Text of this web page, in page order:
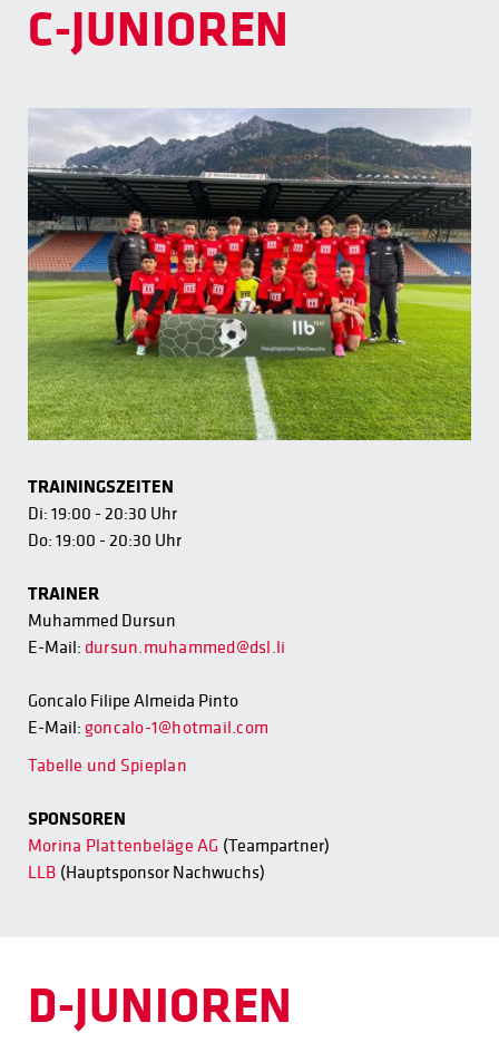
C-JUNIOREN
TRAININGSZEITEN
Di: 19:00 - 20:30 Uhr
Do: 19:00 - 20:30 Uhr
TRAINER
Muhammed Dursun
E-Mail: dursun.muhammed@dsl.li
Goncalo Filipe Almeida Pinto
E-Mail: goncalo-1@hotmail.com
Tabelle und Spieplan
SPONSOREN
Morina Plattenbeläge AG (Teampartner)
LLB (Hauptsponsor Nachwuchs)
D-JUNIOREN